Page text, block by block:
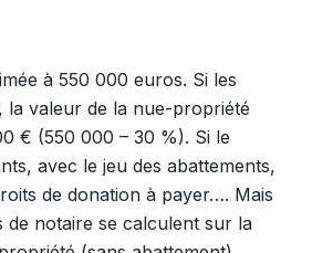
à 550 000 euros. Si les
la valeur de la nue-propriété
€ (550 000 – 30 %). Si le
avec le jeu des abattements,
de donation à payer…. Mais
notaire se calculent sur la